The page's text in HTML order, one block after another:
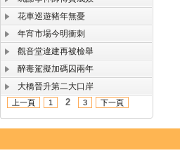
花車巡遊豬年無憂
年宵市場今明衝刺
觀音堂違建再被檢舉
醉毒駕擬加碼囚兩年
大橋晉升第二大口岸
上一頁 1 2 3 下一頁